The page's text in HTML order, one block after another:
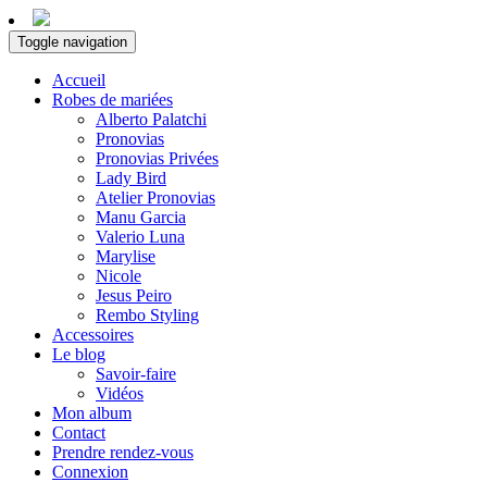
Toggle navigation
Accueil
Robes de mariées
Alberto Palatchi
Pronovias
Pronovias Privées
Lady Bird
Atelier Pronovias
Manu Garcia
Valerio Luna
Marylise
Nicole
Jesus Peiro
Rembo Styling
Accessoires
Le blog
Savoir-faire
Vidéos
Mon album
Contact
Prendre rendez-vous
Connexion